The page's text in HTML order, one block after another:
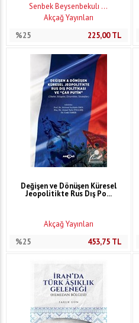
Senbek Beysenbekulı ...
Akçağ Yayınları
%25
225,00TL
Değişen ve Dönüşen Küresel
Jeopolitikte Rus Dış Po...
Akçağ Yayınları
%25
453,75TL